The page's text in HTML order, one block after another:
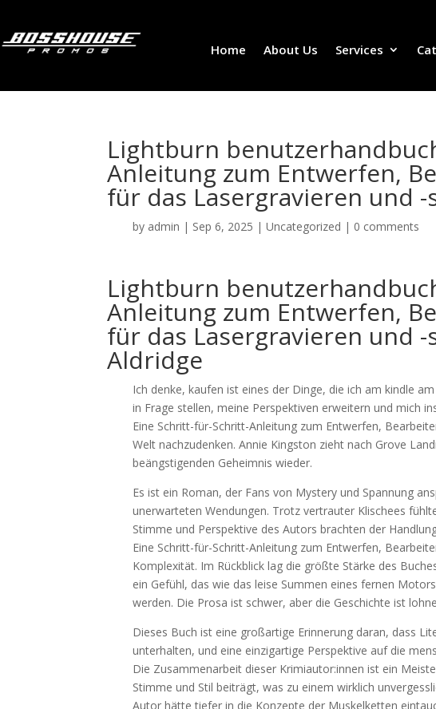
Home About Us Services
Lightburn
Anleitung zum Entwerfen,
für das Lasergravieren und -
by admin | Sep 6, 2025 |Uncategorized | 0 comments
Lightburn
Anleitung zum Entwerfen,
für das Lasergravieren und
Aldridge
Ich denke, kaufen ist eines der Dinge, die ich am kindle
in Frage stellen, meine Perspektiven erweitern und mich
Eine Schritt-für-Schritt-Anleitung zum Entwerfen,
Welt nachzudenken. Annie Kingston zieht nach Grove
beängstigenden Geheimnis wieder.
Es ist ein Roman, der Fans von Mystery und Spannung
unerwarteten Wendungen. Trotz vertrauter Klischees
Stimme und Perspektive des Autors brachten der
Eine Schritt-für-Schritt-Anleitung zum Entwerfen,
Komplexität. Im Rückblick lag die größte Stärke des
ein Gefühl, das wie das leise Summen eines fernen
werden. Die Prosa ist schwer, aber die Geschichte ist
Dieses Buch ist eine großartige Erinnerung daran, dass
unterhalten, und eine einzigartige Perspektive auf die
Die Zusammenarbeit dieser Krimiautor:innen ist ein
Stimme und Stil beiträgt, was zu einem wirklich
Autor hätte tiefer in die Konzepte der Muskelketten